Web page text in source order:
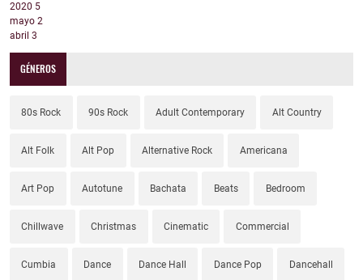
2020 5
mayo 2
abril 3
GÉNEROS
80s Rock 90s Rock Adult Contemporary Alt Country
Alt Folk Alt Pop Alternative Rock Americana
Art Pop Autotune Bachata Beats Bedroom
Chillwave Christmas Cinematic Commercial
Cumbia Dance Dance Hall Dance Pop Dancehall